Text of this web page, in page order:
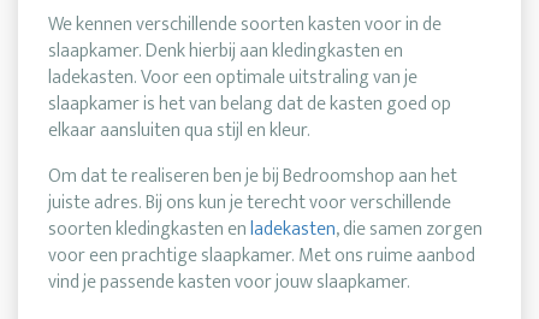
We kennen verschillende soorten kasten voor in de
slaapkamer. Denk hierbij aan kledingkasten en
ladekasten. Voor een optimale uitstraling van je
slaapkamer is het van belang dat de kasten goed op
elkaar aansluiten qua stijl en kleur.
Om dat te realiseren ben je bij Bedroomshop aan het
juiste adres. Bij ons kun je terecht voor verschillende
soorten kledingkasten enladekasten, die samen zorgen
voor een prachtige slaapkamer. Met ons ruime aanbod
vind je passende kasten voor jouw slaapkamer.